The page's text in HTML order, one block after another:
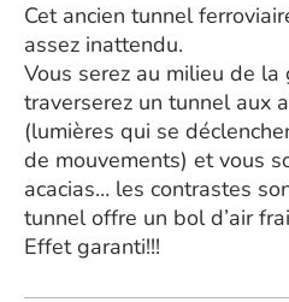
Cet ancien tunnel
assez inattendu.
Vous serez au milieu de la
traverserez un tunnel aux
(lumières qui se
de mouvements) et vous
acacias… les contrastes
tunnel offre un bol d’air
Effet garanti!!!